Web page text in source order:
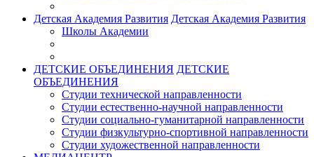
Детская Академия Развития Детская Академия Развития
Школы Академии
ДЕТСКИЕ ОБЪЕДИНЕНИЯ ДЕТСКИЕ
ОБЪЕДИНЕНИЯ
Студии технической направленности
Студии естественно-научной направленности
Студии социально-гуманитарной направленности
Студии физкультурно-спортивной направленности
Студии художественной направленности